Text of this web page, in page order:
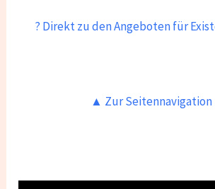
? Direkt zu den Angeboten für
▲ Zur